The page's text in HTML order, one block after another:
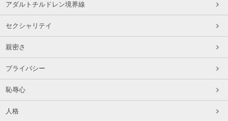
アダルトチルドレン境界線
セクシャリテイ
親密さ
プライバシー
恥辱心
人格